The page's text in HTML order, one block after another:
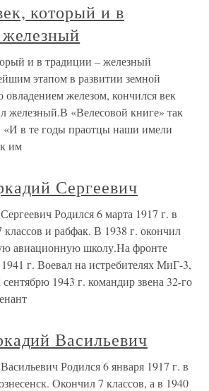
который и в
и в традиции – железный
этапом в развитии земной
овладением железом, кончился век
железный.В «Велесовой книге» так
«И в те годы праотцы наши имели
им
Сергеевич
Родился 6 марта 1917 г. в
и рабфак. В 1938 г. окончил
авиационную школу.На фронте
г. Воевал на истребителях МиГ-3,
1943 г. командир звена 32-го
Васильевич
Родился 6 января 1917 г. в
Окончил 7 классов, а в 1940